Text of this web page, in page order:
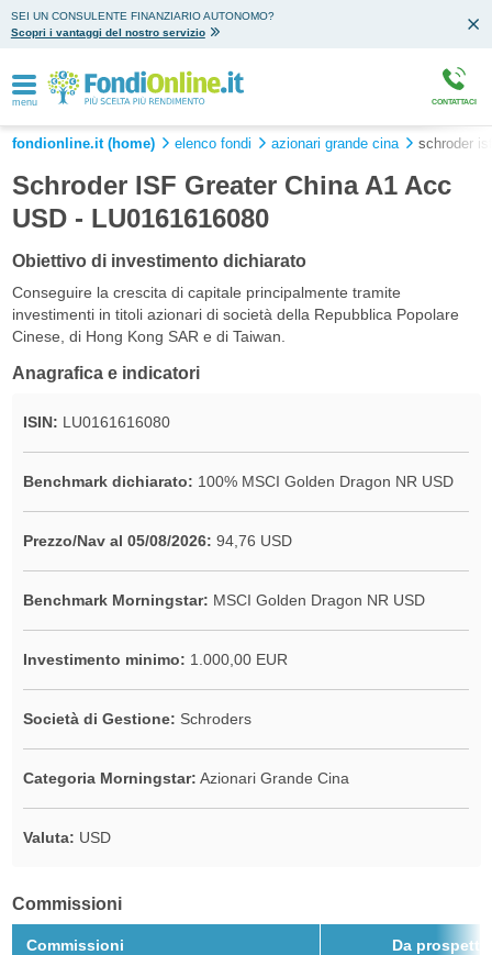
SEI UN CONSULENTE FINANZIARIO AUTONOMO?
Scopri i vantaggi del nostro servizio
menu CONTATTACI
fondionline.it (home) elenco fondi azionari grande cina schroder
Schroder ISF Greater China A1 Acc
USD - LU0161616080
Obiettivo di investimento dichiarato
Conseguire la crescita di capitale principalmente tramite
investimenti in titoli azionari di società della Repubblica Popolare
Cinese, di Hong Kong SAR e di Taiwan.
Anagrafica e indicatori
ISIN: LU0161616080
Benchmark dichiarato: 100% MSCI Golden Dragon NR USD
Prezzo/Nav al 05/08/2026: 94,76 USD
Benchmark Morningstar: MSCI Golden Dragon NR USD
Investimento minimo: 1.000,00 EUR
Società di Gestione: Schroders
Categoria Morningstar: Azionari Grande Cina
Valuta: USD
Commissioni
Commissioni Da prospetto